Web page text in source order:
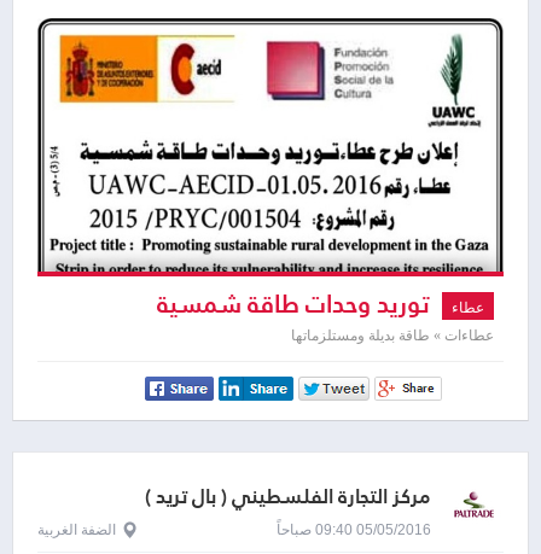
عطاء توريد وحدات طاقة شمسية
عطاءات » طاقة بديلة ومستلزماتها
مركز التجارة الفلسطيني ( بال تريد )
05/05/2016 09:40 صباحاً الضفة الغربية